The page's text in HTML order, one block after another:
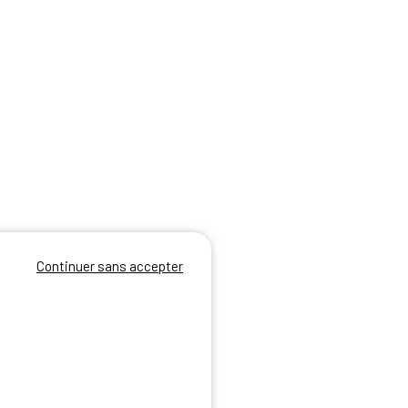
Continuer sans accepter